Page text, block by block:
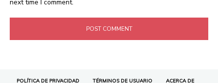
POLÍTICA DE PRIVACIDAD TÉRMINOS DE USUARIO ACERCA DE